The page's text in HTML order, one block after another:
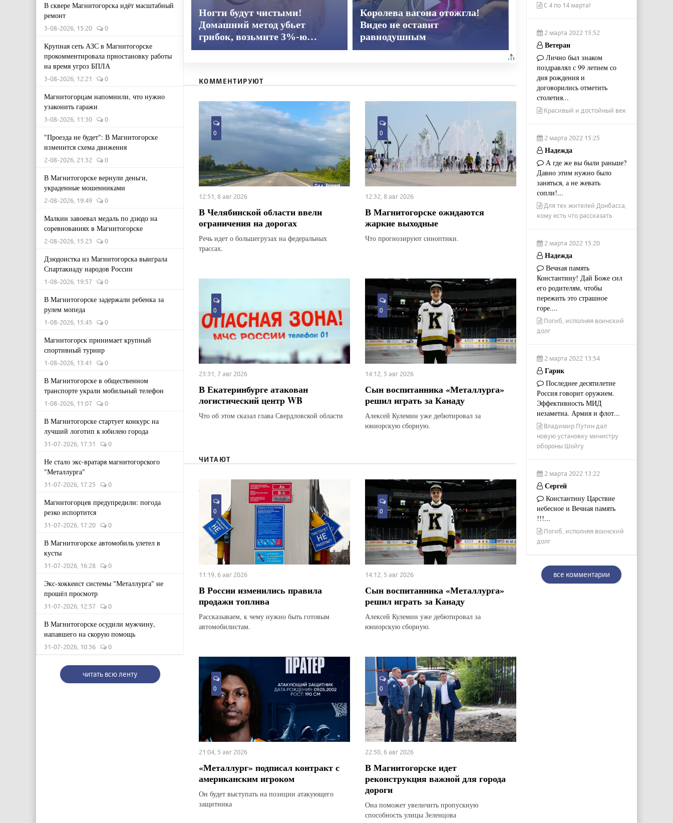
В сквере Магнитогорска идёт масштабный
ремонт
3-08-2026, 15:20 0
Крупная сеть АЗС в Магнитогорске
прокомментировала приостановку работы
на время угроз БПЛА
3-08-2026, 12:21 0
Магнитогорцам напомнили, что нужно
узаконить гаражи
3-08-2026, 11:30 0
"Проезда не будет": В Магнитогорске
изменится схема движения
2-08-2026, 21:32 0
В Магнитогорске вернули деньги,
украденные мошенниками
2-08-2026, 19:49 0
Малкин завоевал медаль по дзюдо на
соревнованиях в Магнитогорске
2-08-2026, 15:23 0
Дзюдоистка из Магнитогорска выиграла
Спартакиаду народов России
1-08-2026, 19:57 0
В Магнитогорске задержали ребенка за
рулем мопеда
1-08-2026, 15:45 0
Магнитогорск принимает крупный
спортивный турнир
1-08-2026, 13:41 0
В Магнитогорске в общественном
транспорте украли мобильный телефон
1-08-2026, 11:07 0
В Магнитогорске стартует конкурс на
лучший логотип к юбилею города
31-07-2026, 17:31 0
Не стало экс-вратаря магнитогорского
"Металлурга"
31-07-2026, 17:25 0
Магнитогорцев предупредили: погода
резко испортится
31-07-2026, 17:20 0
В Магнитогорске автомобиль улетел в
кусты
31-07-2026, 16:28 0
Экс-хоккеист системы "Металлурга" не
прошёл просмотр
31-07-2026, 12:57 0
В Магнитогорске осудили мужчину,
напавшего на скорую помощь
31-07-2026, 10:36 0
читать всю ленту
Ногти будут чистыми!
Домашний метод убьет
грибок, возьмите 3%-ю…
Королева вагона отожгла!
Видео не оставит
равнодушным
КОММЕНТИРУЮТ
0
12:51, 8 авг 2026
В Челябинской области ввели
ограничения на дорогах
Речь идет о большегрузах на федеральных
трассах.
0
12:32, 8 авг 2026
В Магнитогорске ожидаются
жаркие выходные
Что прогнозируют синоптики.
0
23:31, 7 авг 2026
В Екатеринбурге атакован
логистический центр WB
Что об этом сказал глава Свердловской области
0
14:12, 5 авг 2026
Сын воспитанника «Металлурга»
решил играть за Канаду
Алексей Кулемин уже дебютировал за
юниорскую сборную.
ЧИТАЮТ
0
11:19, 6 авг 2026
В России изменились правила
продажи топлива
Рассказываем, к чему нужно быть готовым
автомобилистам.
0
14:12, 5 авг 2026
Сын воспитанника «Металлурга»
решил играть за Канаду
Алексей Кулемин уже дебютировал за
юниорскую сборную.
0
21:04, 5 авг 2026
«Металлург» подписал контракт с
американским игроком
Он будет выступать на позиции атакующего
защитника
0
22:50, 6 авг 2026
В Магнитогорске идет
реконструкция важной для города
дороги
Она поможет увеличить пропускную
способность улицы Зеленцова
С 4 по 14 марта!
2 марта 2022 15:52
Ветеран
Лично был знаком
поздравлял с 99 летием со
дня рождения и
договорились отметить
столетия...
Красивый и достойный век
2 марта 2022 15:25
Надежда
А где же вы были раньше?
Давно этим нужно было
заняться, а не жевать
сопли!...
Для тех жителей Донбасса,
кому есть что рассказать
2 марта 2022 15:20
Надежда
Вечная память
Константину! Дай Боже сил
его родителям, чтобы
пережить это страшное
горе....
Погиб, исполняя воинский
долг
2 марта 2022 13:54
Гарик
Последнее десятилетие
Россия говорит оружием.
Эффективность МИД
незаметна. Армия и флот...
Владимир Путин дал
новую установку министру
обороны Шойгу
2 марта 2022 13:22
Сергей
Константину Царствие
небесное и Вечная память
!!!...
Погиб, исполняя воинский
долг
все комментарии